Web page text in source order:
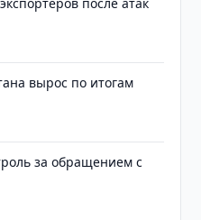
вырос по итогам
за обращением с